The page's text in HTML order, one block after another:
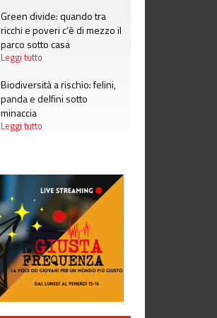
Green divide: quando tra
ricchi e poveri c’è di mezzo il
parco sotto casa
Leggi tutto
Biodiversità a rischio: felini,
panda e delfini sotto
minaccia
Leggi tutto